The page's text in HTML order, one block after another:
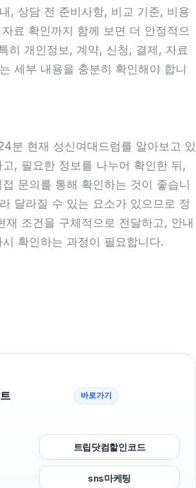
, 상담 전 준비사항, 비교 기준, 비용
료 확인까지 함께 보면 더 안정적으
히 개인정보, 계약, 신청, 결제, 자료
세부 내용을 충분히 확인해야 합니
분 현재 성신여대드럼를 알아보고 있
, 필요한 정보를 나누어 확인한 뒤,
문의를 통해 확인하는 것이 좋습니
달라질 수 있는 요소가 있으므로 정
재 조건을 구체적으로 전달하고, 안내
확인하는 과정이 필요합니다.
바로가기
트립닷컴할인코드
sns마케팅